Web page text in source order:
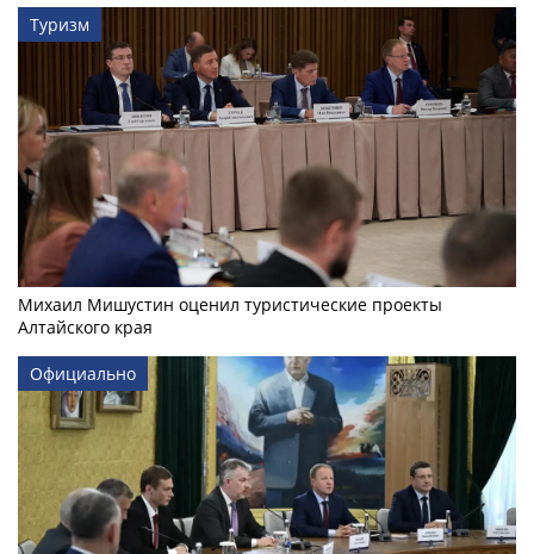
Туризм
Михаил Мишустин оценил туристические проекты
Алтайского края
Официально